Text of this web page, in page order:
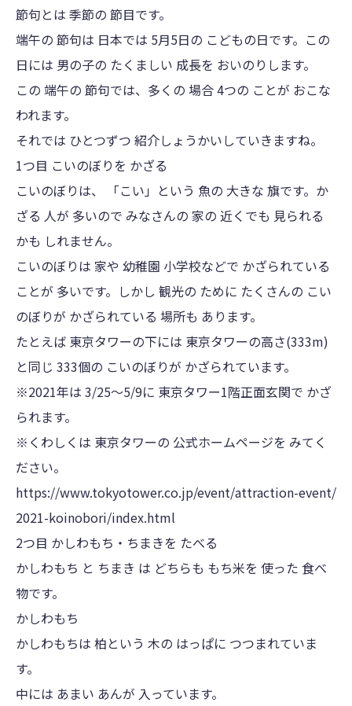
節句とは 季節の 節目です。
端午の 節句は 日本では 5月5日の こどもの日です。この
日には 男の子の たくましい 成長を おいのりします。
この 端午の 節句では、多くの 場合 4つの ことが おこな
われます。
それでは ひとつずつ 紹介しょうかいしていきますね。
1つ目 こいのぼりを かざる
こいのぼりは、 「こい」という 魚の 大きな 旗です。か
ざる 人が 多いので みなさんの 家の 近くでも 見られる
かも しれません。
こいのぼりは 家や 幼稚園 小学校などで かざられている
ことが 多いです。しかし 観光の ために たくさんの こい
のぼりが かざられている 場所も あります。
たとえば 東京タワーの下には 東京タワーの高さ(333m)
と同じ 333個の こいのぼりが かざられています。
※2021年は 3/25～5/9に 東京タワー1階正面玄関で かざ
られます。
※くわしくは 東京タワーの 公式ホームページを みてく
ださい。
https://www.tokyotower.co.jp/event/attraction-event/
2021-koinobori/index.html
2つ目 かしわもち・ちまきを たべる
かしわもち と ちまき は どちらも もち米を 使った 食べ
物です。
かしわもち
かしわもちは 柏という 木の はっぱに つつまれていま
す。
中には あまい あんが 入っています。